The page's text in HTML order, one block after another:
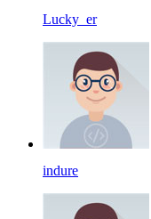
Lucky_er
indure